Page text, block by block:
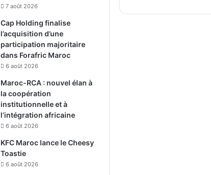
7 août 2026
Cap Holding finalise
l’acquisition d’une
participation majoritaire
dans Forafric Maroc
6 août 2026
Maroc-RCA : nouvel élan à
la coopération
institutionnelle et à
l’intégration africaine
6 août 2026
KFC Maroc lance le Cheesy
Toastie
6 août 2026